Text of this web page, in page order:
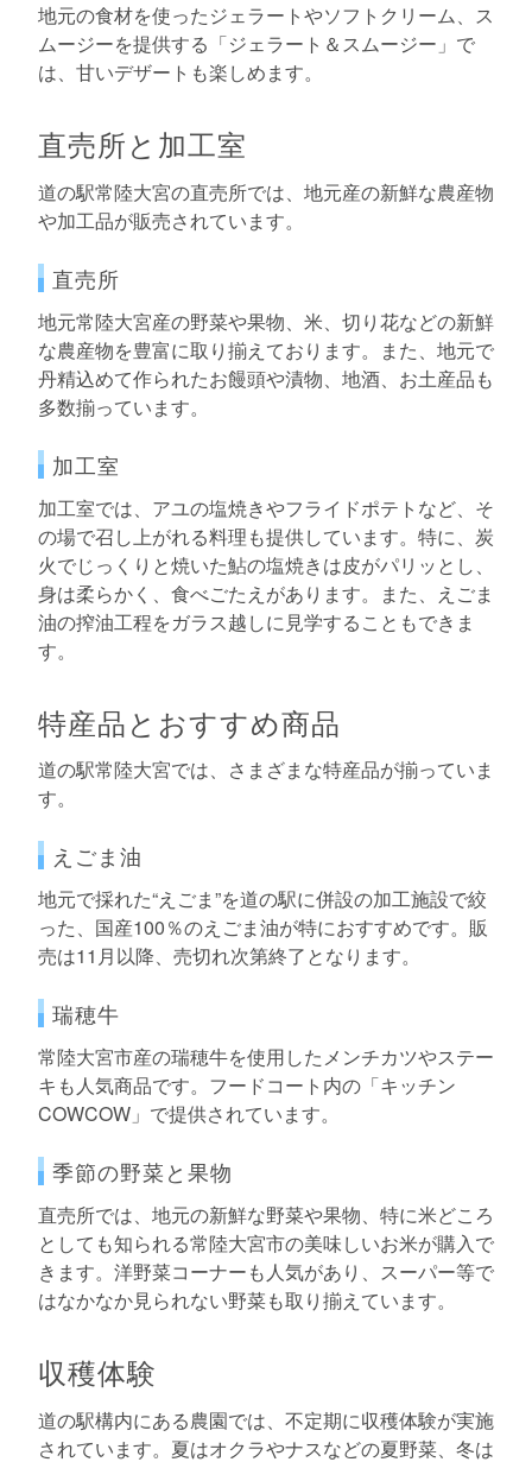
地元の食材を使ったジェラートやソフトクリーム、ス
ムージーを提供する「ジェラート＆スムージー」で
は、甘いデザートも楽しめます。
直売所と加工室
道の駅常陸大宮の直売所では、地元産の新鮮な農産物
や加工品が販売されています。
直売所
地元常陸大宮産の野菜や果物、米、切り花などの新鮮
な農産物を豊富に取り揃えております。また、地元で
丹精込めて作られたお饅頭や漬物、地酒、お土産品も
多数揃っています。
加工室
加工室では、アユの塩焼きやフライドポテトなど、そ
の場で召し上がれる料理も提供しています。特に、炭
火でじっくりと焼いた鮎の塩焼きは皮がパリッとし、
身は柔らかく、食べごたえがあります。また、えごま
油の搾油工程をガラス越しに見学することもできま
す。
特産品とおすすめ商品
道の駅常陸大宮では、さまざまな特産品が揃っていま
す。
えごま油
地元で採れた“えごま”を道の駅に併設の加工施設で絞
った、国産100％のえごま油が特におすすめです。販
売は11月以降、売切れ次第終了となります。
瑞穂牛
常陸大宮市産の瑞穂牛を使用したメンチカツやステー
キも人気商品です。フードコート内の「キッチン
COWCOW」で提供されています。
季節の野菜と果物
直売所では、地元の新鮮な野菜や果物、特に米どころ
としても知られる常陸大宮市の美味しいお米が購入で
きます。洋野菜コーナーも人気があり、スーパー等で
はなかなか見られない野菜も取り揃えています。
収穫体験
道の駅構内にある農園では、不定期に収穫体験が実施
されています。夏はオクラやナスなどの夏野菜、冬は